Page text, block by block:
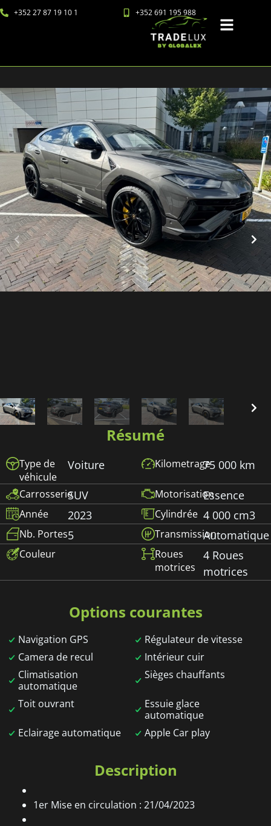
+352 27 87 19 10 1 +352 691 195 988
Résumé
Type de
véhicule
Voiture Kilometrage75 000 km
CarrosserieSUV MotorisationEssence
Année 2023 Cylindrée 4 000 cm3
Nb. Portes5 TransmissionAutomatique
Couleur
Roues
motrices
4 Roues
motrices
Options courantes
Navigation GPS
Régulateur de vitesse
Camera de recul
Intérieur cuir
Climatisation
automatique
Sièges chauffants
Toit ouvrant
Essuie glace
automatique
Eclairage automatique
Apple Car play
Description
1er Mise en circulation : 21/04/2023